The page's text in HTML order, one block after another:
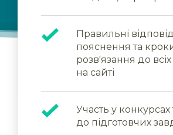
Правильні
пояснення та
розв'язання до
на сайті
Участь у конкурсах
до підготовчих